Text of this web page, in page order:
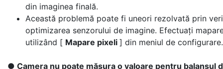
din imaginea finală.
Această problemă poate fi uneori rezolvată prin
optimizarea senzorului de imagine. Efectuați
utilizând [ Mapare pixeli ] din meniul de configurare.
Camera nu poate măsura o valoare pentru balansul